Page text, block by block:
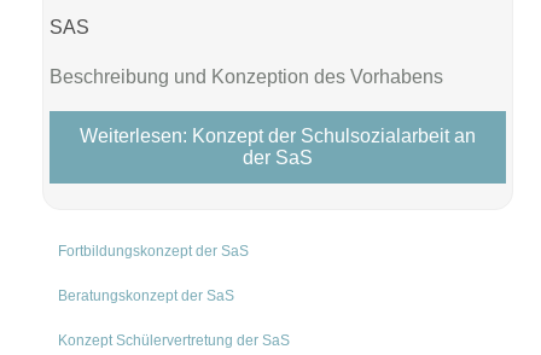
SAS
Beschreibung und Konzeption des Vorhabens
Weiterlesen: Konzept der Schulsozialarbeit an
der SaS
Fortbildungskonzept der SaS
Beratungskonzept der SaS
Konzept Schülervertretung der SaS